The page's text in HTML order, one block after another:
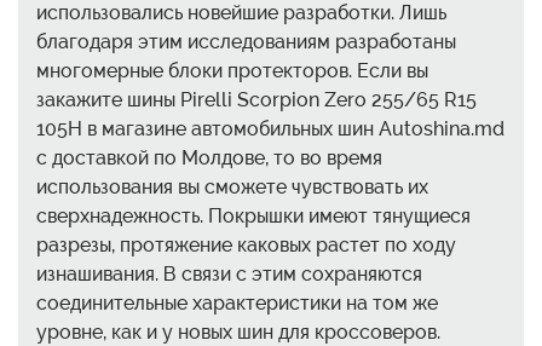
использовались новейшие разработки. Лишь
благодаря этим исследованиям разработаны
многомерные блоки протекторов. Если вы
закажите шины Pirelli Scorpion Zero 255/65 R15
105H в магазине автомобильных шин Autoshina.md
с доставкой по Молдове, то во время
использования вы сможете чувствовать их
сверхнадежность. Покрышки имеют тянущиеся
разрезы, протяжение каковых растет по ходу
изнашивания. В связи с этим сохраняются
соединительные характеристики на том же
уровне, как и у новых шин для кроссоверов.